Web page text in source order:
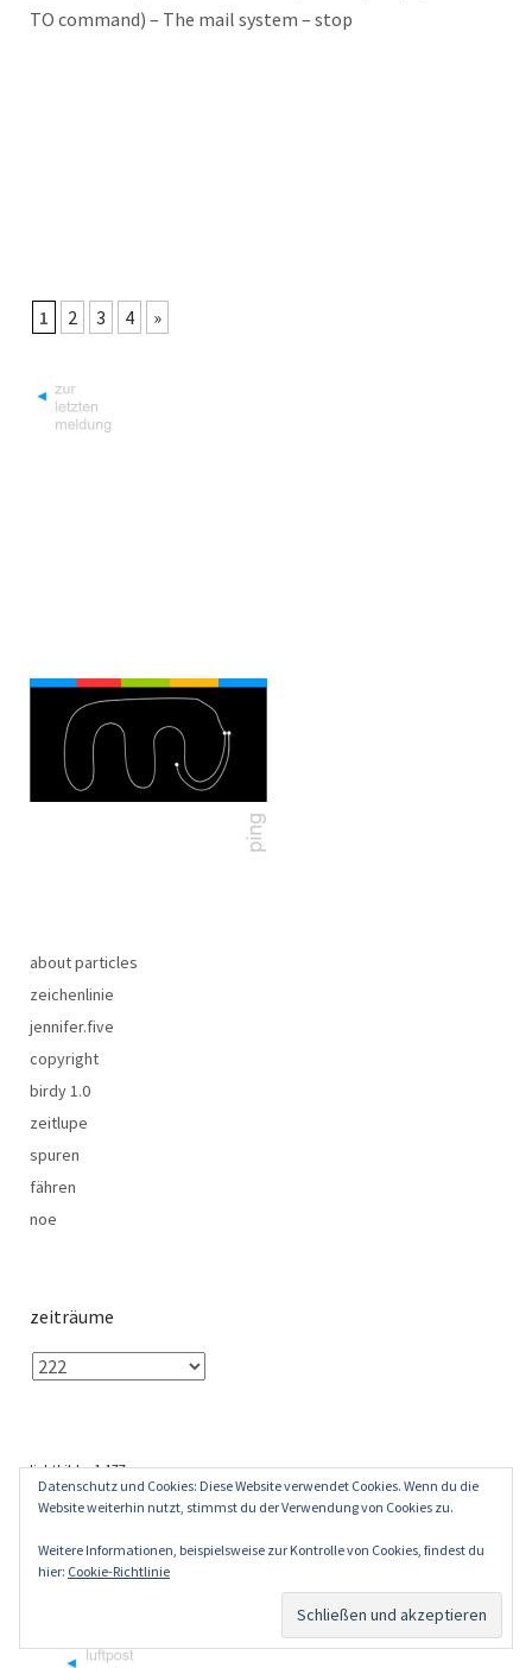
TO com­mand) – The mail sys­tem – stop
1 2 3 4 »
about particles
zeichenlinie
jennifer.five
copyright
birdy 1.0
zeitlupe
spuren
fähren
noe
zeiträume
lichtbilder1,177
particles3,550
wörter 809,978
Datenschutz und Cookies: Diese Website verwendet Cookies. Wenn du die
Website weiterhin nutzt, stimmst du der Verwendung von Cookies zu.
Weitere Informationen, beispielsweise zur Kontrolle von Cookies, findest du
hier: Cookie-Richtlinie